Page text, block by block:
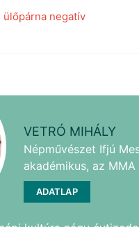
ülőpárna negatív
VETRÓ MIHÁLY
Népművészet Ifjú
akadémikus, az
ADATLAP